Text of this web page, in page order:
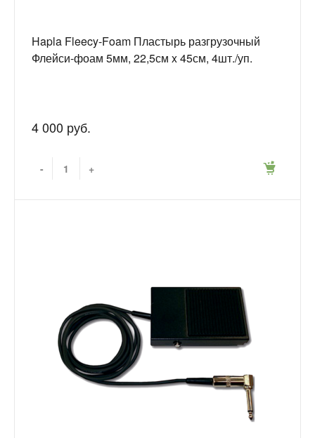
Hapla Fleecy-Foam Пластырь разгрузочный
Флейси-фоам 5мм, 22,5см x 45см, 4шт./уп.
4 000 руб.
- +